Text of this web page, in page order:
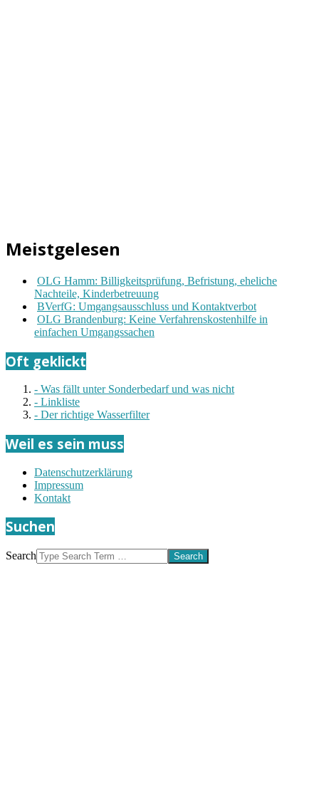
Meistgelesen
OLG Hamm: Billigkeitsprüfung, Befristung, eheliche
Nachteile, Kinderbetreuung
BVerfG: Umgangsausschluss und Kontaktverbot
OLG Brandenburg: Keine Verfahrenskostenhilfe in
einfachen Umgangssachen
Oft geklickt
- Was fällt unter Sonderbedarf und was nicht
- Linkliste
- Der richtige Wasserfilter
Weil es sein muss
Datenschutzerklärung
Impressum
Kontakt
Suchen
Search